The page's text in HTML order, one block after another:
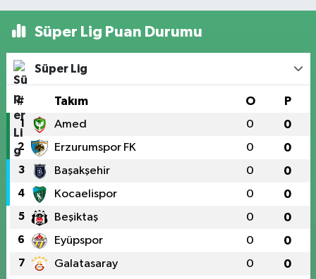
Süper Lig Puan Durumu
Süper Lig
# Takım O P
1 Amed 0 0
2 Erzurumspor FK 0 0
3 Başakşehir 0 0
4 Kocaelispor 0 0
5 Beşiktaş 0 0
6 Eyüpspor 0 0
7 Galatasaray 0 0